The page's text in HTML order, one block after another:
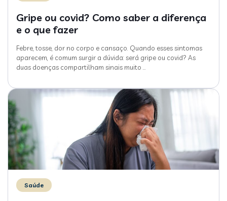
Gripe ou covid? Como saber a diferença
e o que fazer
Febre, tosse, dor no corpo e cansaço. Quando esses sintomas
aparecem, é comum surgir a dúvida: será gripe ou covid? As
duas doenças compartilham sinais muito …
Saúde